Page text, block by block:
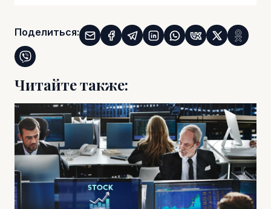
Поделиться:
Читайте также: